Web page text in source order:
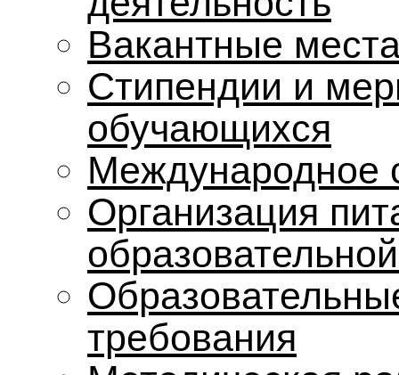
Вакантные
Стипендии и
обучающихся
Международное
Организация
требования